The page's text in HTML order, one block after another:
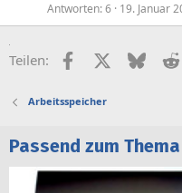
Antworten 6 19. Januar
Teilen: FacebookX (Twitter)
Arbeitsspeicher
Passend zum Thema